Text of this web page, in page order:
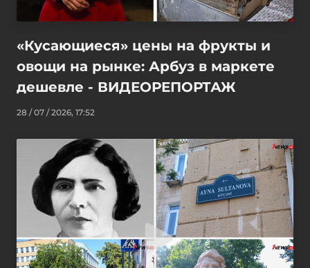
«Кусающиеся» цены на фрукты и
овощи на рынке: Арбуз в маркете
дешевле - ВИДЕОРЕПОРТАЖ
28 / 07 / 2026, 17:52